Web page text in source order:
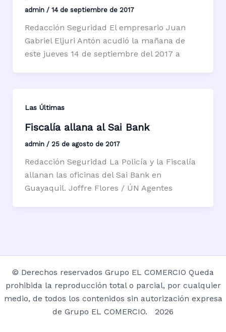
admin / 14 de septiembre de 2017
Redacción Seguridad El empresario Juan
Gabriel Eljuri Antón acudió la mañana de
este jueves 14 de septiembre del 2017 a
Las Últimas
Fiscalía allana al Sai Bank
admin / 25 de agosto de 2017
Redacción Seguridad La Policía y la Fiscalía
allanan las oficinas del Sai Bank en
Guayaquil. Joffre Flores / ÚN Agentes
© Derechos reservados Grupo EL COMERCIO Queda
prohibida la reproducción total o parcial, por cualquier
medio, de todos los contenidos sin autorización expresa
de Grupo EL COMERCIO. 2026